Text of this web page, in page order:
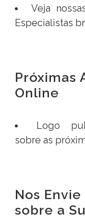
Veja
Especialistas
Próximas
Online
Logo
sobre as
Nos
sobre a